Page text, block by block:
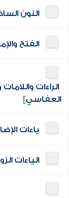
النون
الفتح
الراءات
العفاسي]
ياءات
الياءات